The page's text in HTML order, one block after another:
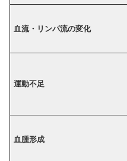
血流・リンパ流の変化
運動不足
血腫形成